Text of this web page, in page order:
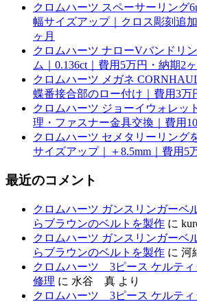
クロムハーツ スペーサーリング
幅サイズアップ｜クロス彫刻追
ヶ月
クロムハーツ ナローVバンドリ
ム｜0.136ct｜費用5万円・納期2
クロムハーツ メガネ
蝶番接合部のロー付け｜費用3万
クロムハーツ ジョーイウォレッ
理・ファスナー金具交換｜費用
クロムハーツ セメタリーリング
サイズアップ｜＋8.5mm｜費用5
最近のコメント
クロムハーツ ガンスリンガーベ
らブラウンのベルトを製作 に
クロムハーツ ガンスリンガーベ
らブラウンのベルトを製作 に 河
クロムハーツ 3ピース ケルティ
修理 に 水谷 真 より
クロムハーツ 3ピース ケルティ